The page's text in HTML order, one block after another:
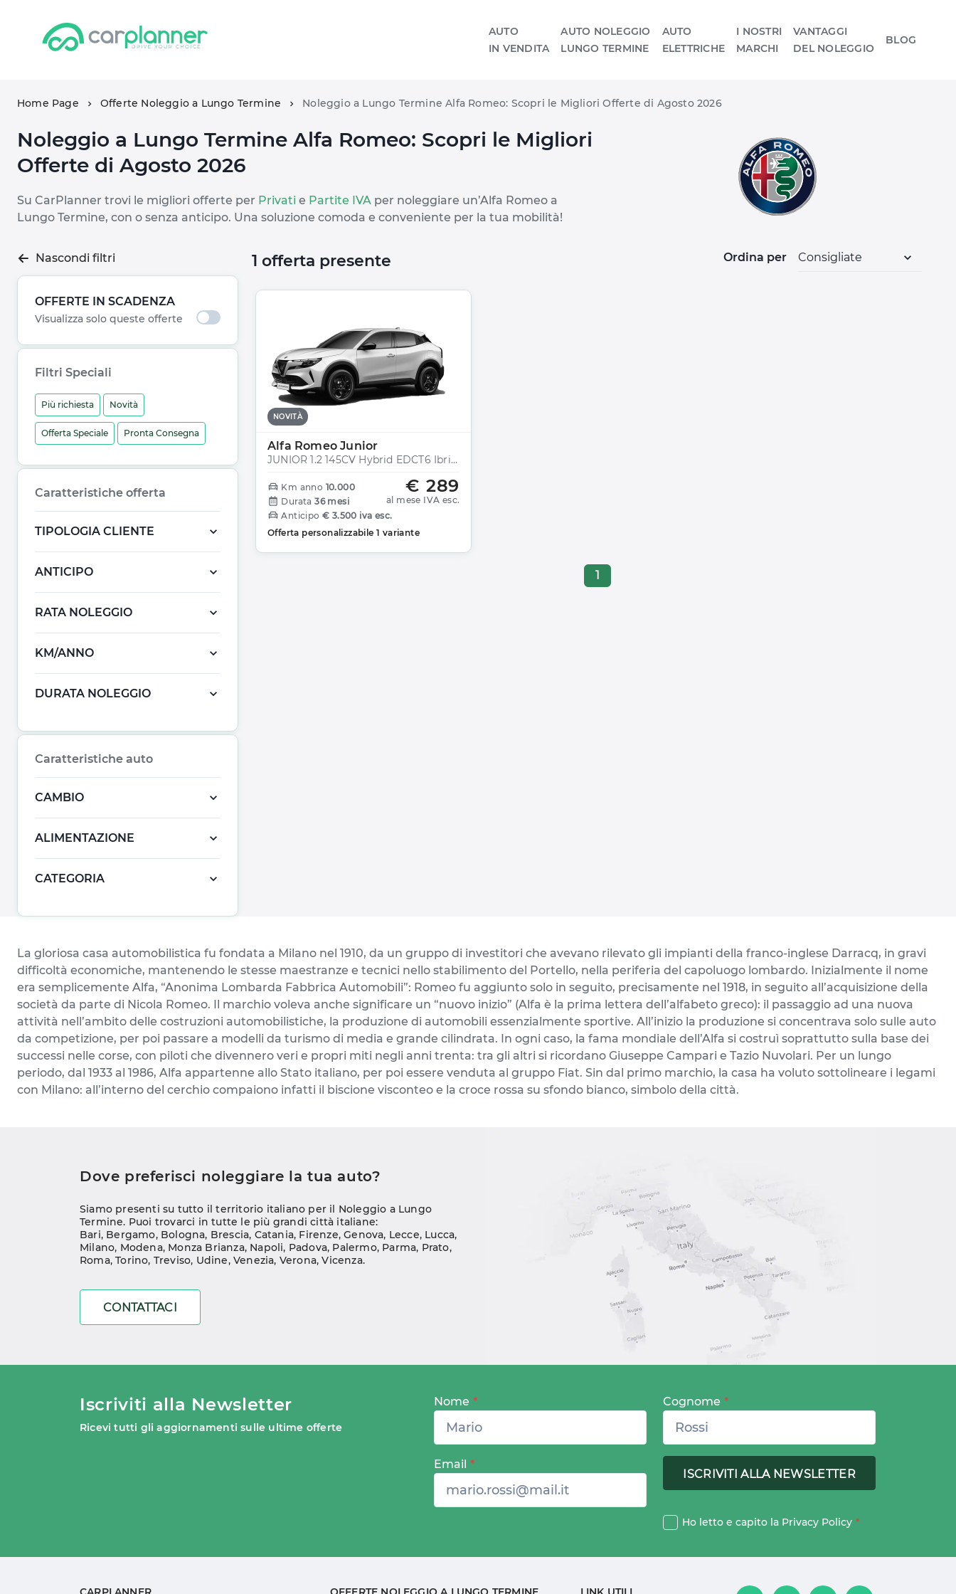
AUTO
IN VENDITA
AUTO NOLEGGIO
LUNGO TERMINE
AUTO
ELETTRICHE
I NOSTRI
MARCHI
VANTAGGI
DEL NOLEGGIO
BLOG
Home Page Offerte Noleggio a Lungo Termine Noleggio a Lungo Termine Alfa Romeo: Scopri le Migliori Offerte di Agosto 2026
Noleggio a Lungo Termine Alfa Romeo: Scopri le Migliori
Offerte di Agosto 2026
Su CarPlanner trovi le migliori offerte per Privati e Partite IVA per noleggiare un’Alfa Romeo a
Lungo Termine, con o senza anticipo. Una soluzione comoda e conveniente per la tua mobilità!
Nascondi filtri 1 offerta presente Ordina per
OFFERTE IN SCADENZA
Visualizza solo queste offerte
Filtri Speciali
Più richiesta Novità
Offerta Speciale Pronta Consegna
Caratteristiche offerta
TIPOLOGIA CLIENTE
ANTICIPO
RATA NOLEGGIO
KM/ANNO
DURATA NOLEGGIO
Caratteristiche auto
CAMBIO
ALIMENTAZIONE
CATEGORIA
NOVITÀ
Alfa Romeo Junior
JUNIOR 1.2 145CV Hybrid EDCT6 Ibrida
€ 289
al mese IVA esc.
Km anno 10.000
Durata 36 mesi
Anticipo € 3.500 iva esc.
Offerta personalizzabile 1 variante
1
La gloriosa casa automobilistica fu fondata a Milano nel 1910, da un gruppo di investitori che avevano rilevato gli impianti della franco-inglese Darracq, in gravi
difficoltà economiche, mantenendo le stesse maestranze e tecnici nello stabilimento del Portello, nella periferia del capoluogo lombardo. Inizialmente il nome
era semplicemente Alfa, “Anonima Lombarda Fabbrica Automobili”: Romeo fu aggiunto solo in seguito, precisamente nel 1918, in seguito all’acquisizione della
società da parte di Nicola Romeo. Il marchio voleva anche significare un “nuovo inizio” (Alfa è la prima lettera dell’alfabeto greco): il passaggio ad una nuova
attività nell’ambito delle costruzioni automobilistiche, la produzione di automobili essenzialmente sportive. All’inizio la produzione si concentrava solo sulle auto
da competizione, per poi passare a modelli da turismo di media e grande cilindrata. In ogni caso, la fama mondiale dell’Alfa si costruì soprattutto sulla base dei
successi nelle corse, con piloti che divennero veri e propri miti negli anni trenta: tra gli altri si ricordano Giuseppe Campari e Tazio Nuvolari. Per un lungo
periodo, dal 1933 al 1986, Alfa appartenne allo Stato italiano, per poi essere venduta al gruppo Fiat. Sin dal primo marchio, la casa ha voluto sottolineare i legami
con Milano: all’interno del cerchio compaiono infatti il biscione visconteo e la croce rossa su sfondo bianco, simbolo della città.
Dove preferisci noleggiare la tua auto?
Siamo presenti su tutto il territorio italiano per il Noleggio a Lungo
Termine. Puoi trovarci in tutte le più grandi città italiane:
Bari, Bergamo, Bologna, Brescia, Catania, Firenze, Genova, Lecce, Lucca
Milano, Modena, Monza Brianza, Napoli, Padova, Palermo, Parma, Prato ,
Roma, Torino, Treviso, Udine, Venezia, Verona, Vicenza.
CONTATTACI
Iscriviti alla Newsletter
Ricevi tutti gli aggiornamenti sulle ultime offerte
Nome * Cognome *
Email *
Ho letto e capito la Privacy Policy *